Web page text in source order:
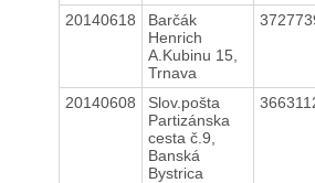
20140618
Barčák
Henrich
A.Kubinu 15,
Trnava
20140608
Slov.pošta
Partizánska
cesta č.9,
Banská
Bystrica